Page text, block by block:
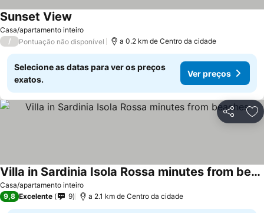
Casa/apartamento inteiro
Sunset View
/ Pontuação não disponível a 0.2 km de Centro da cidade
Selecione as datas para ver os preços
exatos.
Ver preços
Partilhar
Casa/apartamento inteiro
Villa in Sardinia Isola Rossa minutes from beaches
Ver preços
9,8 Excelente 9 a 2.1 km de Centro da cidade